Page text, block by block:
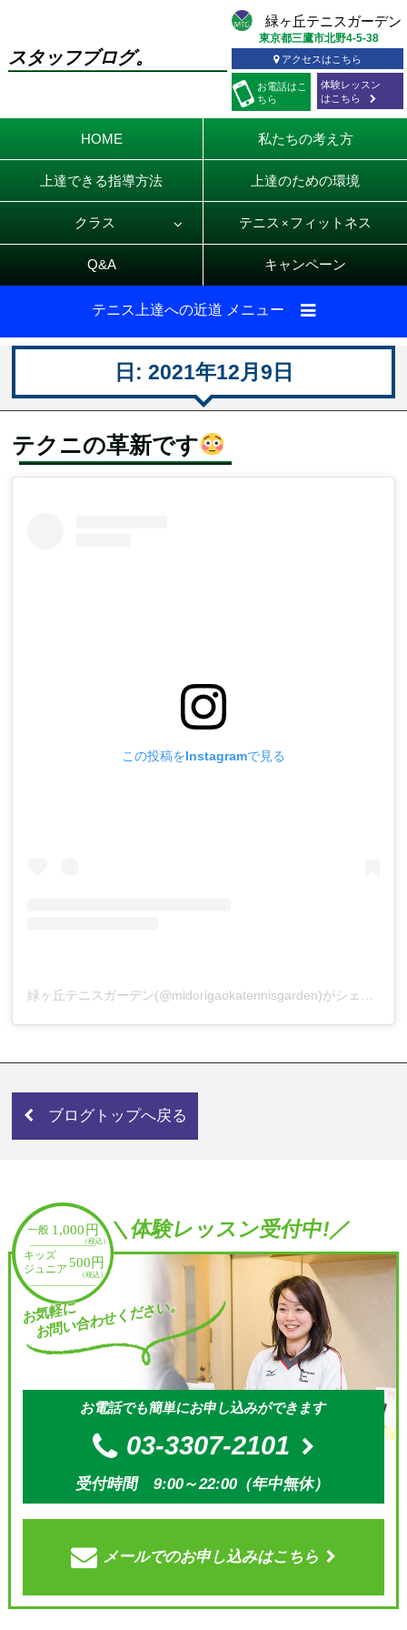
スタッフブログ。
お電話はこ
ちら
東京都三鷹市北野4-5-38
アクセスはこちら
体験レッスン
はこちら
HOME 私たちの考え方
上達できる指導方法 上達のための環境
クラス テニス × フィットネス
Q&A キャンペーン
テニス上達への近道 メニュー
日: 2021年12月9日
テクニの革新です
この投稿をInstagramで見る
ブログトップへ戻る
＼体験レッスン受付中!／
お気軽に
お問い合わせください。
お電話でも簡単にお申し込みができます
03-3307-2101
受付時間 9:00～22:00（年中無休）
メールでのお申し込みはこちら